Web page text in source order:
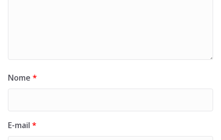
Nome *
E-mail *